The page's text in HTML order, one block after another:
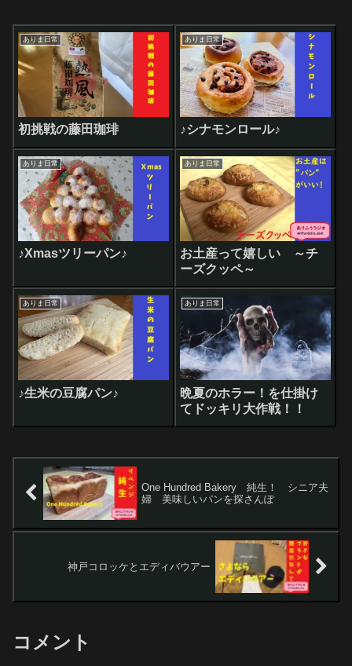
ありま日常
初挑戦の藤田珈琲
ありま日常
♪シナモンロール♪
ありま日常
♪Xmasツリーパン♪
ありま日常
お土産って嬉しい ～チ
ーズクッペ～
ありま日常
♪生米の豆腐パン♪
ありま日常
晩夏のホラー！を仕掛け
てドッキリ大作戦！！
One Hundred Bakery 純生！ シニア夫
婦 美味しいパンを探さんぽ
神戸コロッケとエディバウアー
コメント